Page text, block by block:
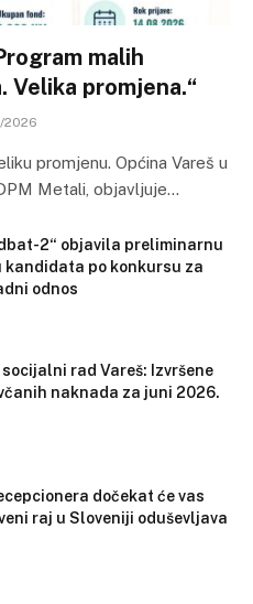
malih
Velika promjena.“
2026
promjenu. Općina Vareš u
Metali, objavljuje…
2“ objavila preliminarnu
po konkursu za
odnos
rad Vareš: Izvršene
naknada za juni 2026.
dočekat će vas
raj u Sloveniji oduševljava